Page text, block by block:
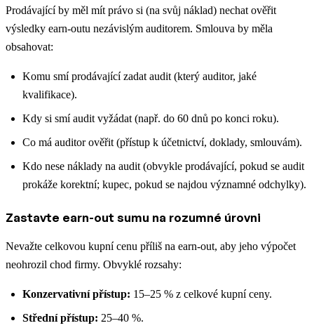
Prodávající by měl mít právo si (na svůj náklad) nechat ověřit
výsledky earn-outu nezávislým auditorem. Smlouva by měla
obsahovat:
Komu smí prodávající zadat audit (který auditor, jaké
kvalifikace).
Kdy si smí audit vyžádat (např. do 60 dnů po konci roku).
Co má auditor ověřit (přístup k účetnictví, doklady, smlouvám).
Kdo nese náklady na audit (obvykle prodávající, pokud se audit
prokáže korektní; kupec, pokud se najdou významné odchylky).
Zastavte earn-out sumu na rozumné úrovni
Nevažte celkovou kupní cenu příliš na earn-out, aby jeho výpočet
neohrozil chod firmy. Obvyklé rozsahy:
Konzervativní přístup: 15–25 % z celkové kupní ceny.
Střední přístup: 25–40 %.